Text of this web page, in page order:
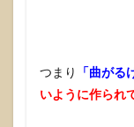
つまり 「曲がる
いように作られ